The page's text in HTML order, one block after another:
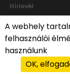
Hírlevél
Fórum
Süti-
A webhely
felhasználói
használunk
OK,